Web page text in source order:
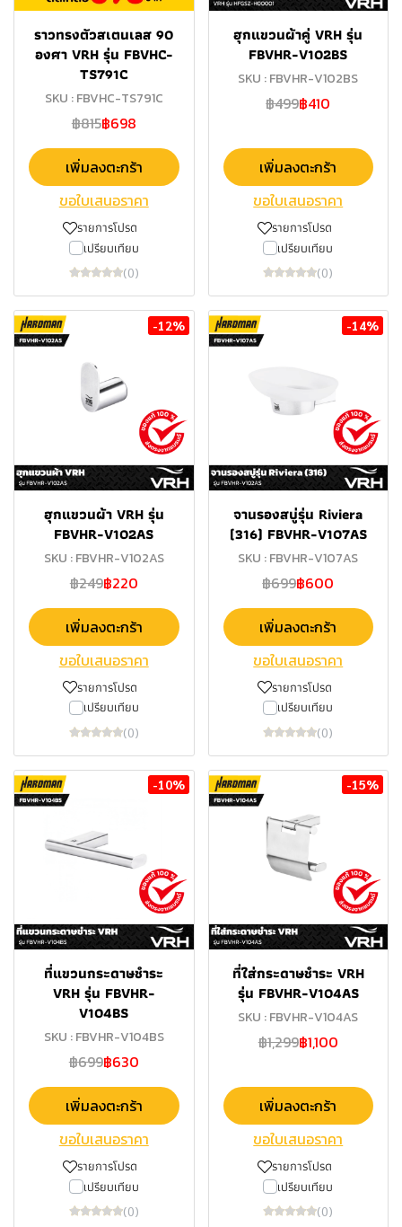
ราวทรงตัวสเตนเลส 90
องศา VRH รุ่น FBVHC-
TS791C
SKU : FBVHC-TS791C
฿815฿698
เพิ่มลงตะกร้า
ขอใบเสนอราคา
รายการโปรด
เปรียบเทียบ
(0)
ฮุกแขวนผ้าคู่ VRH รุ่น
FBVHR-V102BS
SKU : FBVHR-V102BS
฿499฿410
เพิ่มลงตะกร้า
ขอใบเสนอราคา
รายการโปรด
เปรียบเทียบ
(0)
-12%
ฮุกแขวนผ้า VRH รุ่น
FBVHR-V102AS
SKU : FBVHR-V102AS
฿249฿220
เพิ่มลงตะกร้า
ขอใบเสนอราคา
รายการโปรด
เปรียบเทียบ
(0)
-14%
จานรองสบู่รุ่น Riviera
(316) FBVHR-V107AS
SKU : FBVHR-V107AS
฿699฿600
เพิ่มลงตะกร้า
ขอใบเสนอราคา
รายการโปรด
เปรียบเทียบ
(0)
-10%
ที่แขวนกระดาษชำระ
VRH รุ่น FBVHR-
V104BS
SKU : FBVHR-V104BS
฿699฿630
เพิ่มลงตะกร้า
ขอใบเสนอราคา
รายการโปรด
เปรียบเทียบ
(0)
-15%
ที่ใส่กระดาษชำระ VRH
รุ่น FBVHR-V104AS
SKU : FBVHR-V104AS
฿1,299฿1,100
เพิ่มลงตะกร้า
ขอใบเสนอราคา
รายการโปรด
เปรียบเทียบ
(0)